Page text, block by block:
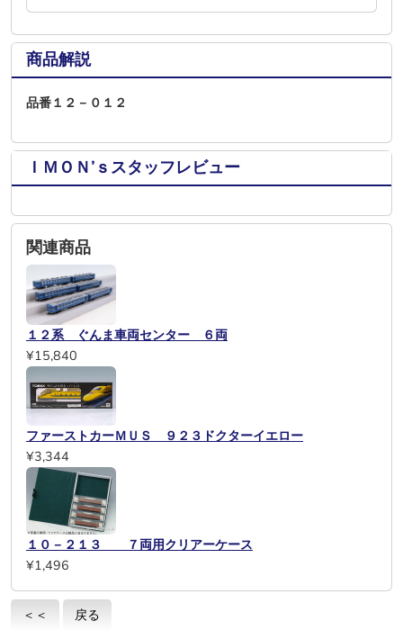
商品解説
品番１２－０１２
ＩＭＯＮ’ｓスタッフレビュー
関連商品
１２系 ぐんま車両センター ６両
¥15,840
ファーストカーＭＵＳ ９２３ドクターイエロー
¥3,344
１０－２１３ ７両用クリアーケース
¥1,496
＜＜ 戻る